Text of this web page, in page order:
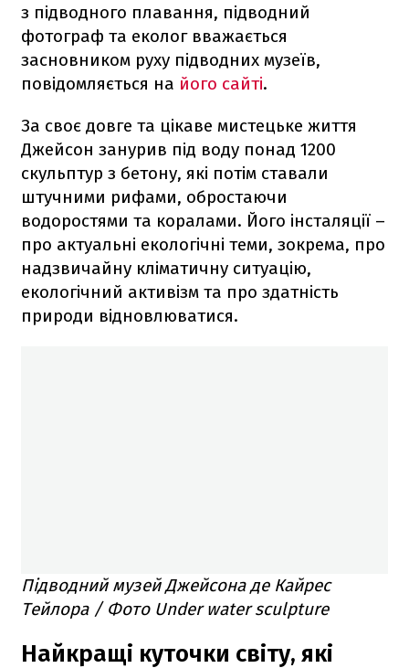
з підводного плавання, підводний
фотограф та еколог вважається
засновником руху підводних музеїв,
повідомляється на його сайті.
За своє довге та цікаве мистецьке життя
Джейсон занурив під воду понад 1200
скульптур з бетону, які потім ставали
штучними рифами, обростаючи
водоростями та коралами. Його інсталяції –
про актуальні екологічні теми, зокрема, про
надзвичайну кліматичну ситуацію,
екологічний активізм та про здатність
природи відновлюватися.
Підводний музей Джейсона де Кайрес
Тейлора / Фото Under water sculpture
Найкращі куточки світу, які